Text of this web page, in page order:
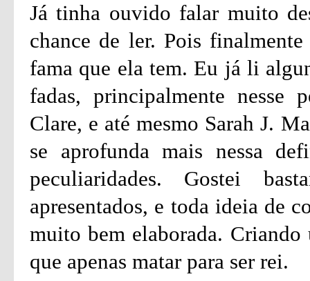
Já tinha ouvido falar muito
chance de ler. Pois
fama que ela tem. Eu já li
fadas, principalmente nesse
Clare, e até mesmo Sarah J.
se aprofunda mais nessa
peculiaridades. Gostei
apresentados, e toda ideia de
muito bem elaborada.
que apenas matar para ser rei.